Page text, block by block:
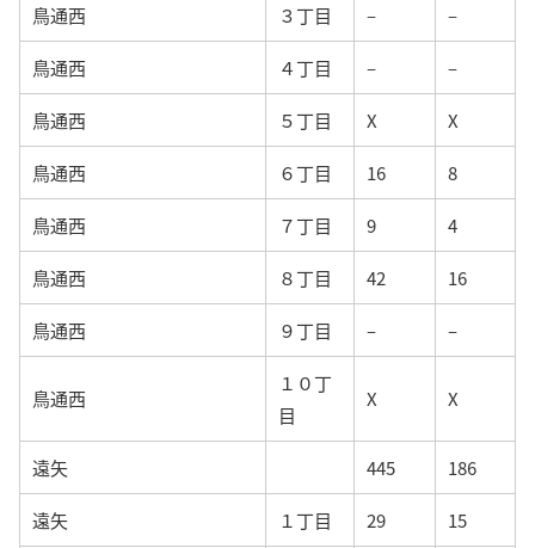
鳥通西 ３丁目 – –
鳥通西 ４丁目 – –
鳥通西 ５丁目 X X
鳥通西 ６丁目 16 8
鳥通西 ７丁目 9 4
鳥通西 ８丁目 42 16
鳥通西 ９丁目 – –
鳥通西
１０丁
目
X X
遠矢 445 186
遠矢 １丁目 29 15